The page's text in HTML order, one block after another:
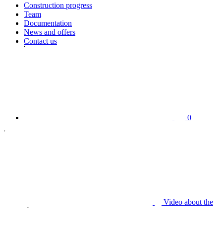
Construction progress
Team
Documentation
News and offers
Contact us
0
Video about the